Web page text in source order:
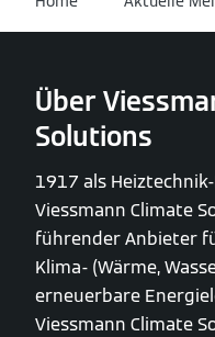
Über
Solutions
1917 als
Viessmann Climate
führender Anbieter
Klima- (Wärme,
erneuerbare
Viessmann Climate